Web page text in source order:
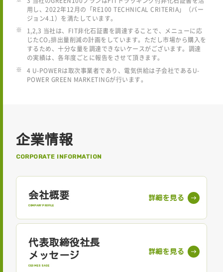
用し、2022年12月の「RE100 TECHNICAL CRITERIA」（バー
ジョン4.1）を満たしています。
1,2,3 当社は、FIT非化石証書を調達することで、メニューに応
じたCO₂排出量削減の計画をしています。ただし市場から購入を
するため、十分な量を調達できないケースがございます。調達
の実績は、各年度ごとに報告をさせて頂きます。
4 U-POWERは取次事業者であり、電気供給は子会社であるU-
POWER GREEN MARKETINGが行います。
企業情報
CORPORATE INFORMATION
会社概要
COMPANY PROFILE
代表取締役社長
メッセージ
CEO MESSAGE